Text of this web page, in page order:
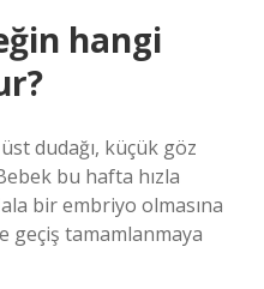
hangi
dudağı, küçük göz
bu hafta hızla
bir embriyo olmasına
geçiş tamamlanmaya